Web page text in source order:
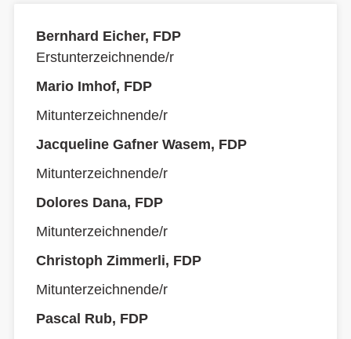
Bernhard Eicher, FDP
Erstunterzeichnende/r
Mario Imhof, FDP
Mitunterzeichnende/r
Jacqueline Gafner Wasem, FDP
Mitunterzeichnende/r
Dolores Dana, FDP
Mitunterzeichnende/r
Christoph Zimmerli, FDP
Mitunterzeichnende/r
Pascal Rub, FDP